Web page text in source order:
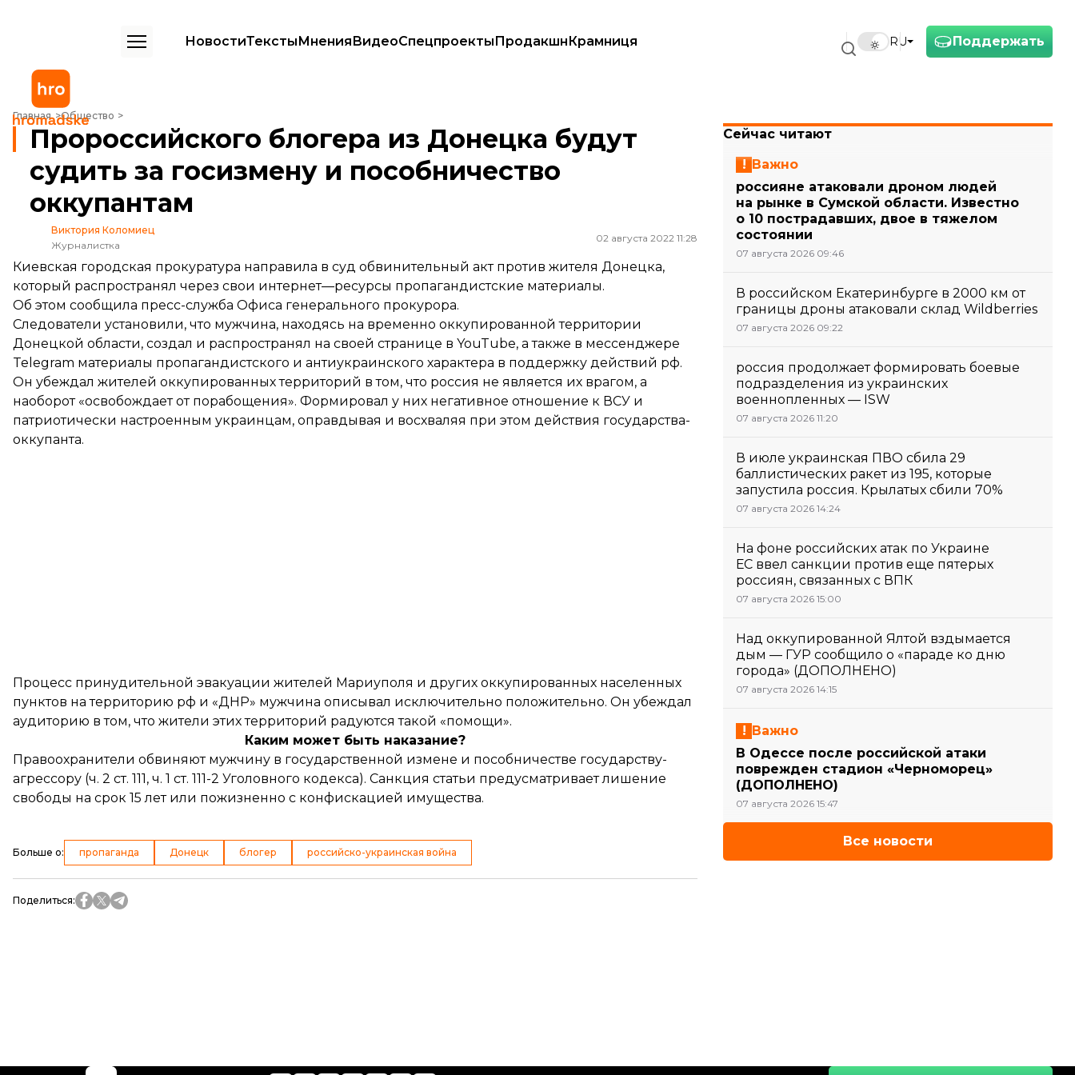
Поддержать
RU
НовостиТекстыМненияВидеоСпецпроектыПродакшнКрамниця
Главная Общество
Пророссийского блогера из Донецка будут судить за госизмену и пособничество оккупантам
Пророссийского блогера из Донецка будут
судить за госизмену и пособничество
оккупантам
Виктория Коломиец
Журналистка
02 августа 2022 11:28
Киевская городская прокуратура направила в суд обвинительный акт против жителя Донецка,
который распространял через свои интернет—ресурсы пропагандистские материалы.
Об этом сообщила пресс-служба Офиса генерального прокурора.
Следователи установили, что мужчина, находясь на временно оккупированной территории
Донецкой области, создал и распространял на своей странице в YouTube, а также в мессенджере
Telegram материалы пропагандистского и антиукраинского характера в поддержку действий рф.
Он убеждал жителей оккупированных территорий в том, что россия не является их врагом, а
наоборот «освобождает от порабощения». Формировал у них негативное отношение к ВСУ и
патриотически настроенным украинцам, оправдывая и восхваляя при этом действия государства-
оккупанта.
Процесс принудительной эвакуации жителей Мариуполя и других оккупированных населенных
пунктов на территорию рф и «ДНР» мужчина описывал исключительно положительно. Он убеждал
аудиторию в том, что жители этих территорий радуются такой «помощи».
Каким может быть наказание?
Правоохранители обвиняют мужчину в государственной измене и пособничестве государству-
агрессору (ч. 2 ст. 111, ч. 1 ст. 111-2 Уголовного кодекса). Санкция статьи предусматривает лишение
свободы на срок 15 лет или пожизненно с конфискацией имущества.
Больше о: пропаганда Донецк блогер российско-украинская война
Поделиться:
Сейчас читают
Важно
россияне атаковали дроном людей
на рынке в Сумской области. Известно
о 10 пострадавших, двое в тяжелом
состоянии
07 августа 2026 09:46
В российском Екатеринбурге в 2000 км от
границы дроны атаковали склад Wildberries
07 августа 2026 09:22
россия продолжает формировать боевые
подразделения из украинских
военнопленных — ISW
07 августа 2026 11:20
В июле украинская ПВО сбила 29
баллистических ракет из 195, которые
запустила россия. Крылатых сбили 70%
07 августа 2026 14:24
На фоне российских атак по Украине
ЕС ввел санкции против еще пятерых
россиян, связанных с ВПК
07 августа 2026 15:00
Над оккупированной Ялтой вздымается
дым — ГУР сообщило о «параде ко дню
города» (ДОПОЛНЕНО)
07 августа 2026 14:15
Важно
В Одессе после российской атаки
поврежден стадион «Черноморец»
(ДОПОЛНЕНО)
07 августа 2026 15:47
Все новости